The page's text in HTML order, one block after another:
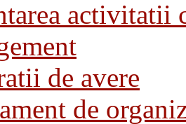
activitatii
de avere
de